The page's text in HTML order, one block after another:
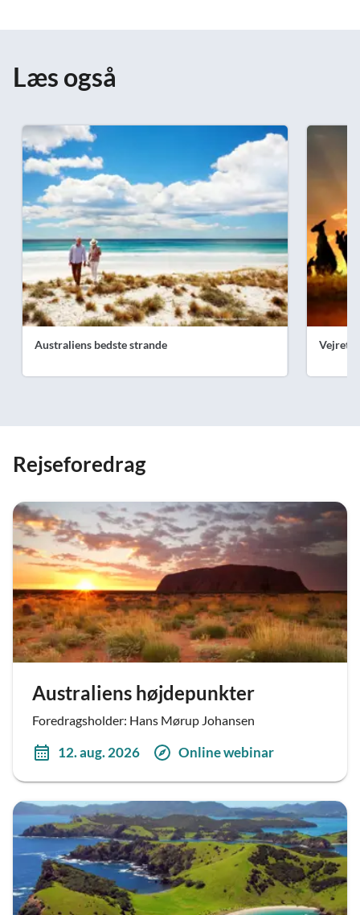
Læs også
Australiens bedste strande Vejret i
Rejseforedrag
Australiens højdepunkter
Foredragsholder: Hans Mørup Johansen
12. aug. 2026 Online webinar